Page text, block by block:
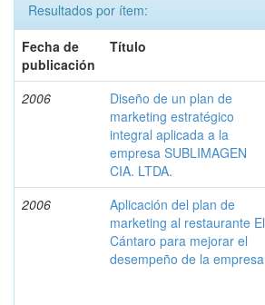
Resultados por ítem:
Fecha de
publicación
Título
2006
Diseño de un plan de
marketing estratégico
integral aplicada a la
empresa SUBLIMAGEN
CIA. LTDA.
2006
Aplicación del plan de
marketing al restaurante El
Cántaro para mejorar el
desempeño de la empresa